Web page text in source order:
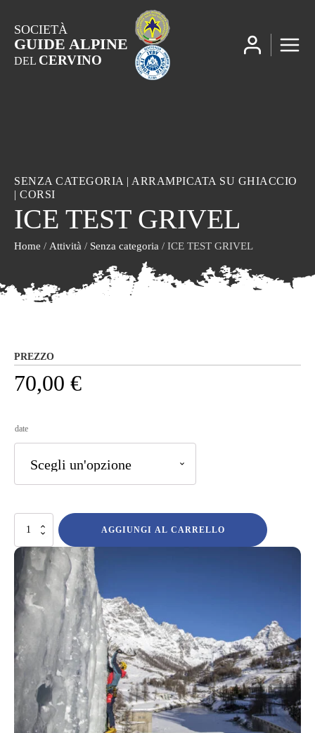
SOCIETÀ
GUIDE ALPINE
DEL CERVINO
SENZA CATEGORIA | ARRAMPICATA SU GHIACCIO
| CORSI
ICE TEST GRIVEL
Home / Attività / Senza categoria / ICE TEST GRIVEL
PREZZO
70,00 €
date
GRIVEL
quantità
AGGIUNGI AL CARRELLO